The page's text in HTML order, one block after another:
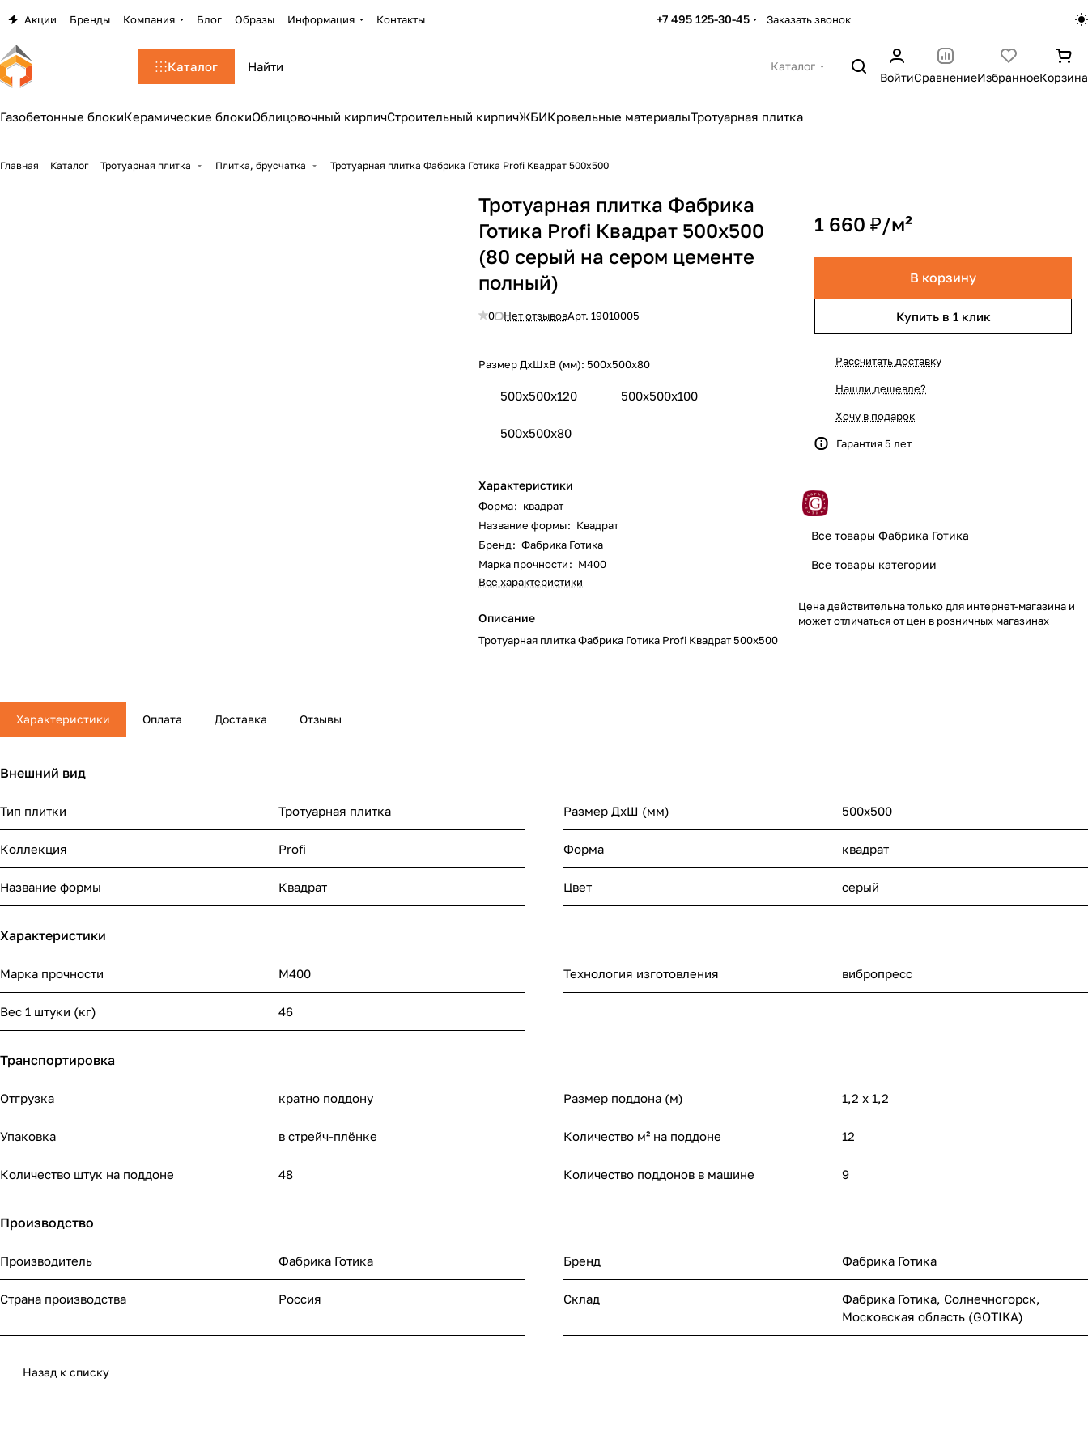
Акции Бренды Компания Блог Образы Информация Контакты +7 495 125-30-45 Заказать звонок
Каталог
Каталог
ВойтиСравнениеИзбранноеКорзина
Газобетонные блокиКерамические блокиОблицовочный кирпичСтроительный кирпичЖБИКровельные материалыТротуарная плитка
Главная Каталог Тротуарная плитка Плитка, брусчатка Тротуарная плитка Фабрика Готика Profi Квадрат 500x500
Тротуарная плитка Фабрика
Готика Profi Квадрат 500x500
(80 серый на сером цементе
полный)
0 Нет отзывовАрт.19010005
Размер ДхШхВ (мм): 500x500x80
500x500x120 500x500x100
500x500x80
Характеристики
Форма: квадрат
Название формы: Квадрат
Бренд: Фабрика Готика
Марка прочности: М400
Все характеристики
Описание
Тротуарная плитка Фабрика Готика Profi Квадрат 500x500
1 660 ₽/м²
В корзину
Купить в 1 клик
Рассчитать доставку
Нашли дешевле?
Хочу в подарок
Гарантия 5 лет
Все товары Фабрика Готика
Все товары категории
Цена действительна только для интернет-магазина и
может отличаться от цен в розничных магазинах
Характеристики Оплата Доставка Отзывы
Внешний вид
Тип плитки Тротуарная плитка Размер ДхШ (мм) 500x500
Коллекция Profi Форма квадрат
Название формы Квадрат Цвет серый
Характеристики
Марка прочности М400 Технология изготовления вибропресс
Вес 1 штуки (кг) 46
Транспортировка
Отгрузка кратно поддону Размер поддона (м) 1,2 x 1,2
Упаковка в стрейч-плёнке Количество м² на поддоне 12
Количество штук на поддоне 48 Количество поддонов в машине 9
Производство
Производитель Фабрика Готика Бренд Фабрика Готика
Страна производства Россия Склад
Фабрика Готика, Солнечногорск,
Московская область (GOTIKA)
Назад к списку